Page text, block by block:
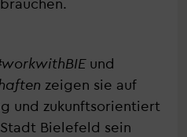
und
zeigen sie auf
und zukunftsorientiert
Bielefeld sein